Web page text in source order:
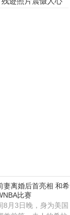
妻离婚后首亮相 和希
比赛
8月3日晚，身为美国